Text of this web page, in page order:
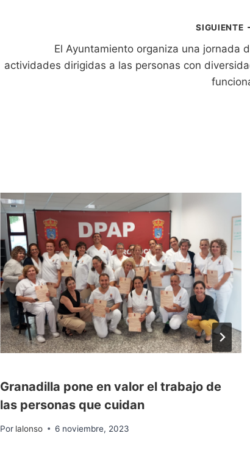
SIGUIENTE
El Ayuntamiento organiza una jornada
actividades dirigidas a las personas con
Granadilla pone en valor el trabajo de
las personas que cuidan
Por lalonso 6 noviembre, 2023